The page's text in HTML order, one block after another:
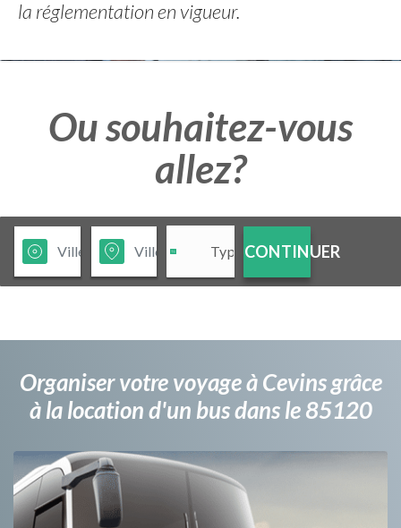
la réglementation en vigueur.
Ou souhaitez-vous
allez?
CONTINUER
Organiser votre voyage à Cevins grâce
à la location d'un bus dans le 85120